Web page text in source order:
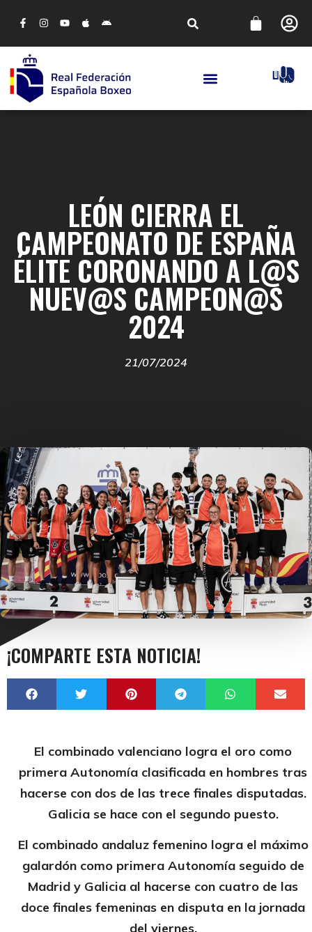
LEÓN CIERRA EL
CAMPEONATO DE ESPAÑA
ÉLITE CORONANDO A L@S
NUEV@S CAMPEON@S
2024
21/07/2024
¡COMPARTE ESTA NOTICIA!
El combinado valenciano logra el oro como
primera Autonomía clasificada en hombres tras
hacerse con dos de las trece finales disputadas.
Galicia se hace con el segundo puesto.
El combinado andaluz femenino logra el máximo
galardón como primera Autonomía seguido de
Madrid y Galicia al hacerse con cuatro de las
doce finales femeninas en disputa en la jornada
del viernes.